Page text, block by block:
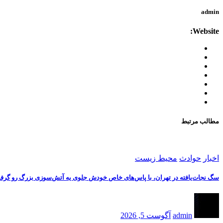
admin
Website:
مطالب مرتبط
اخبار حوادث محیط زیست
سگ نجات‌یافته در تهران، با پاس‌های خاص خودش جلوی یه آتش‌سوزی بزرگ رو
admin آگوست 5, 2026